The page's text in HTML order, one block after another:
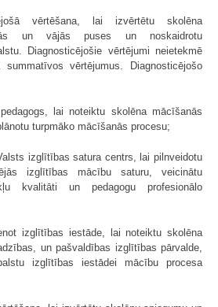
vērtēšana, lai izvērtētu skolēna
un vājās puses un noskaidrotu
Diagnosticējošie vērtējumi neietekmē
summatīvos vērtējumus. Diagnosticējošo
lai noteiktu skolēna mācīšanās
turpmāko mācīšanās procesu;
izglītības satura centrs, lai pilnveidotu
izglītības mācību saturu, veicinātu
kvalitāti un pedagogu profesionālo
izglītības iestāde, lai noteiktu skolēna
un pašvaldības izglītības pārvalde,
izglītības iestādei mācību procesa